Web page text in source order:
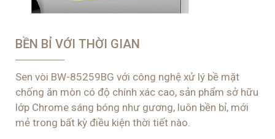
BỀN BỈ VỚI THỜI GIAN
Sen vòi BW-85259BG với công nghệ xử lý bề mặt
chống ăn mòn có độ chính xác cao, sản phẩm sở hữu
lớp Chrome sáng bóng như gương, luôn bền bỉ, mới
mẻ trong bất kỳ điều kiện thời tiết nào.